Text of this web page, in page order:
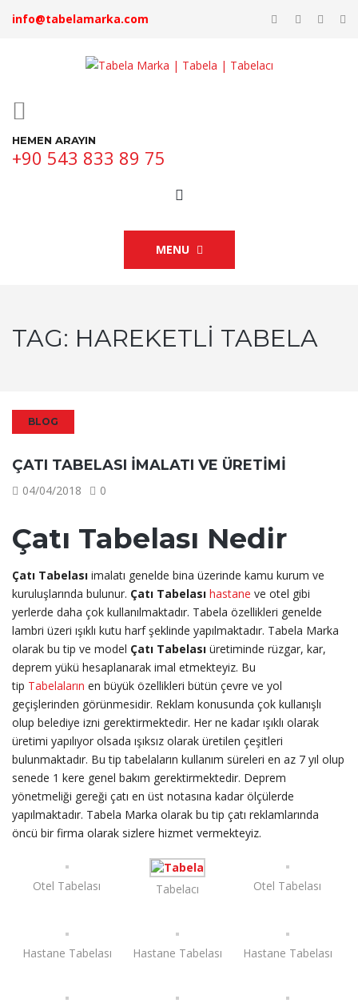
info@tabelamarka.com
HEMEN ARAYIN
+90 543 833 89 75
MENU
TAG: HAREKETLI TABELA
BLOG
ÇATI TABELASI İMALATI VE ÜRETIMI
04/04/2018 0
Çatı Tabelası Nedir
Çatı Tabelası imalatı genelde bina üzerinde kamu kurum ve
kuruluşlarında bulunur. Çatı Tabelası hastane ve otel gibi
yerlerde daha çok kullanılmaktadır. Tabela özellikleri genelde
lambri üzeri ışıklı kutu harf şeklinde yapılmaktadır. Tabela Marka
olarak bu tip ve model Çatı Tabelası üretiminde rüzgar, kar,
deprem yükü hesaplanarak imal etmekteyiz. Bu
tip Tabelaların en büyük özellikleri bütün çevre ve yol
geçişlerinden görünmesidir. Reklam konusunda çok kullanışlı
olup belediye izni gerektirmektedir. Her ne kadar ışıklı olarak
üretimi yapılıyor olsada ışıksız olarak üretilen çeşitleri
bulunmaktadır. Bu tip tabelaların kullanım süreleri en az 7 yıl olup
senede 1 kere genel bakım gerektirmektedir. Deprem
yönetmeliği gereği çatı en üst notasına kadar ölçülerde
yapılmaktadır. Tabela Marka olarak bu tip çatı reklamlarında
öncü bir firma olarak sizlere hizmet vermekteyiz.
Otel Tabelası Tabelacı Otel Tabelası
Hastane Tabelası Hastane Tabelası Hastane Tabelası